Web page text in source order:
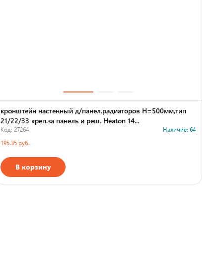
кронштейн настенный д/панел.радиаторов H=500мм,тип
21/22/33 креп.за панель и реш. Heaton 14...
Код: 27264
Наличие: 64
195.35 руб.
В корзину